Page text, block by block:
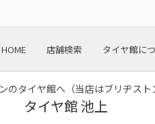
HOME 店舗検索 タイヤ館に
のタイヤ館へ（当店はブリヂスト
タイヤ館 池上